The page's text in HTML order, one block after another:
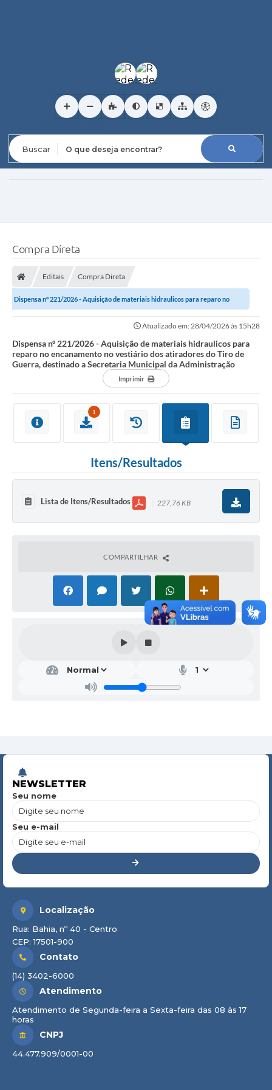
Compra Direta
Editais Compra Direta
Dispensa nº 221/2026 - Aquisição de materiais hidraulicos para reparo no
Atualizado em: 28/04/2026 às 15h28
Dispensa nº 221/2026 - Aquisição de materiais hidraulicos para
reparo no encanamento no vestiário dos atiradores do Tiro de
Guerra, destinado a Secretaria Municipal da Administração
Imprimir
1
Itens/Resultados
Lista de Itens/Resultados 227,76 KB
COMPARTILHAR
NEWSLETTER
Seu nome
Seu e-mail
Localização
Rua: Bahia, nº 40 - Centro
CEP: 17501-900
Contato
(14) 3402-6000
Atendimento
Atendimento de Segunda-feira a Sexta-feira das 08 às 17
horas
CNPJ
44.477.909/0001-00